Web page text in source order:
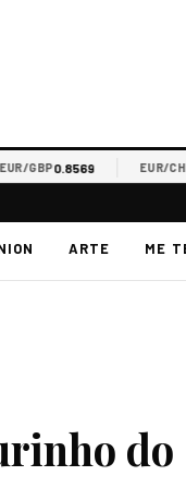
GBP0.8569 EUR/CHF
ARTE ME
do